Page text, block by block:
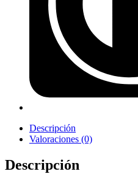
Descripción
Valoraciones (0)
Descripción